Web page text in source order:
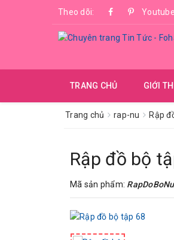
Theo dõi: Youtube
TRANG CHỦ GIỚI
Trang chủ rap-nu Rập
Rập đồ bộ
Mã sản phẩm: